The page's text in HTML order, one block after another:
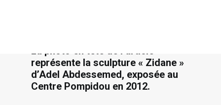
La photo en tête de l’article
représente la sculpture « Zidane »
d’Adel Abdessemed, exposée au
Centre Pompidou en 2012.